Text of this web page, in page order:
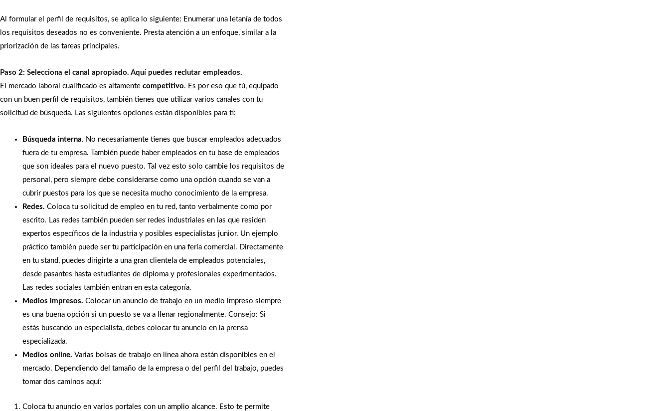
Al formular el perfil de requisitos, se aplica lo siguiente: Enumerar una letanía de todos
los requisitos deseados no es conveniente. Presta atención a un enfoque, similar a la
priorización de las tareas principales.
Paso 2: Selecciona el canal apropiado. Aquí puedes reclutar empleados.
El mercado laboral cualificado es altamente competitivo. Es por eso que tú, equipado
con un buen perfil de requisitos, también tienes que utilizar varios canales con tu
solicitud de búsqueda. Las siguientes opciones están disponibles para ti:
Búsqueda interna. No necesariamente tienes que buscar empleados adecuados
fuera de tu empresa. También puede haber empleados en tu base de empleados
que son ideales para el nuevo puesto. Tal vez esto solo cambie los requisitos de
personal, pero siempre debe considerarse como una opción cuando se van a
cubrir puestos para los que se necesita mucho conocimiento de la empresa.
Redes. Coloca tu solicitud de empleo en tu red, tanto verbalmente como por
escrito. Las redes también pueden ser redes industriales en las que residen
expertos específicos de la industria y posibles especialistas junior. Un ejemplo
práctico también puede ser tu participación en una feria comercial. Directamente
en tu stand, puedes dirigirte a una gran clientela de empleados potenciales,
desde pasantes hasta estudiantes de diploma y profesionales experimentados.
Las redes sociales también entran en esta categoría.
Medios impresos. Colocar un anuncio de trabajo en un medio impreso siempre
es una buena opción si un puesto se va a llenar regionalmente. Consejo: Si
estás buscando un especialista, debes colocar tu anuncio en la prensa
especializada.
Medios online. Varias bolsas de trabajo en línea ahora están disponibles en el
mercado. Dependiendo del tamaño de la empresa o del perfil del trabajo, puedes
tomar dos caminos aquí:
Coloca tu anuncio en varios portales con un amplio alcance. Esto te permite